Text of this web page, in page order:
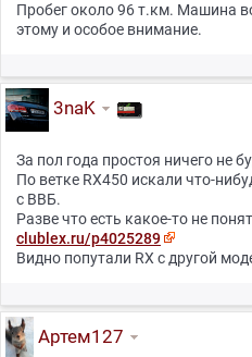
Пробег около 96 т.км. Машина
этому и особое внимание.
3naK
За пол года простоя ничего не
По ветке RX450 искали что-
с ВВБ.
Разве что есть какое-то не
clublex.ru/p4025289
Видно попутали RX с другой
Артем127